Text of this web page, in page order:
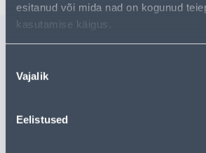
esitanud või mida nad on kogunud
kasutamise käigus.
valik
Vajalik
Eelistused